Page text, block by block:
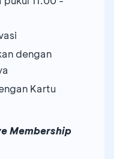
dengan
Kartu
Membership